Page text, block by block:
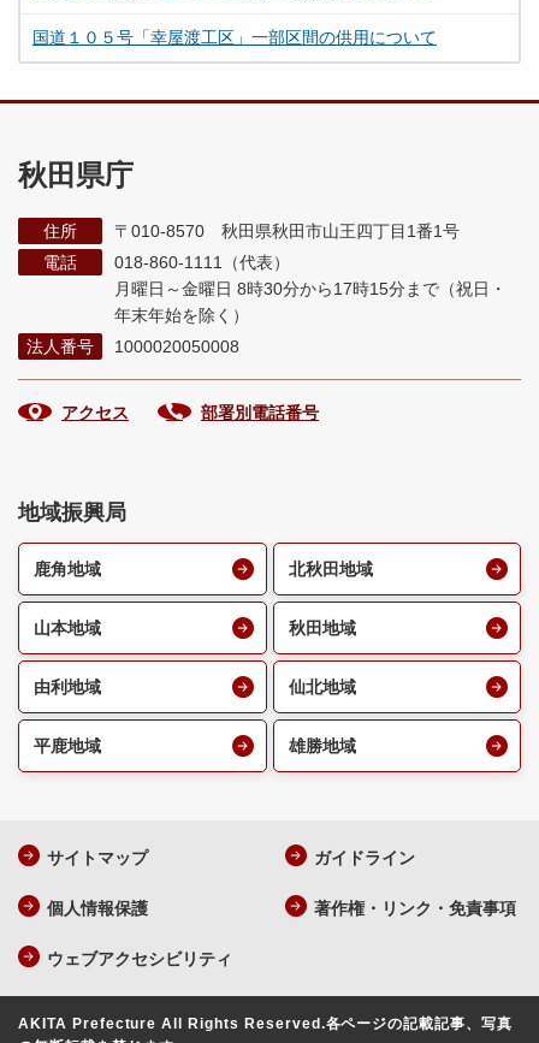
国道１０５号「幸屋渡工区」一部区間の供用について
秋田県庁
住所
〒010-8570 秋田県秋田市山王四丁目1番1号
電話
018-860-1111（代表）
月曜日～金曜日 8時30分から17時15分まで （祝日・
年末年始を除く）
法人番号
1000020050008
アクセス 部署別電話番号
地域振興局
鹿角地域 北秋田地域
山本地域 秋田地域
由利地域 仙北地域
平鹿地域 雄勝地域
サイトマップ ガイドライン
個人情報保護 著作権・リンク・免責事項
ウェブアクセシビリティ
AKITA Prefecture All Rights Reserved.各ページの記載記事、写真